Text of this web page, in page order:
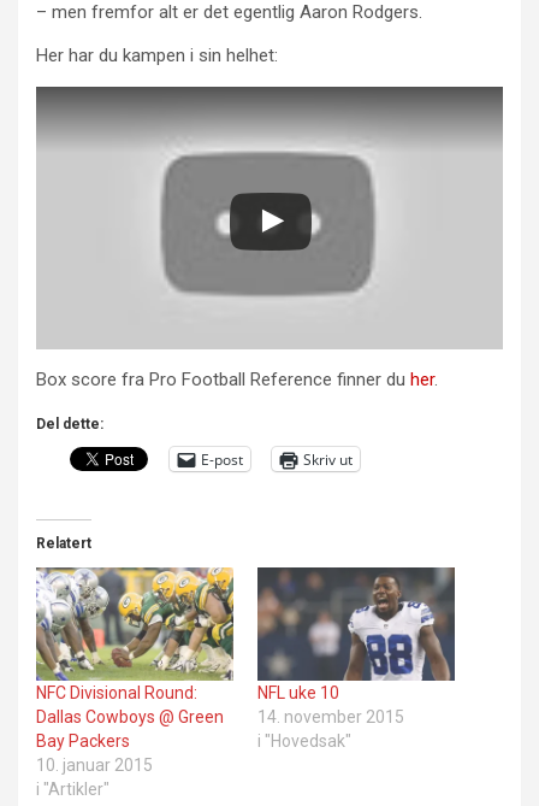
– men fremfor alt er det egentlig Aaron Rodgers.
Her har du kampen i sin helhet:
Box score fra Pro Football Reference finner du her.
Del dette:
E-post Skriv ut
Relatert
NFC Divisional Round:
Dallas Cowboys @ Green
Bay Packers
10. januar 2015
i "Artikler"
NFL uke 10
14. november 2015
i "Hovedsak"